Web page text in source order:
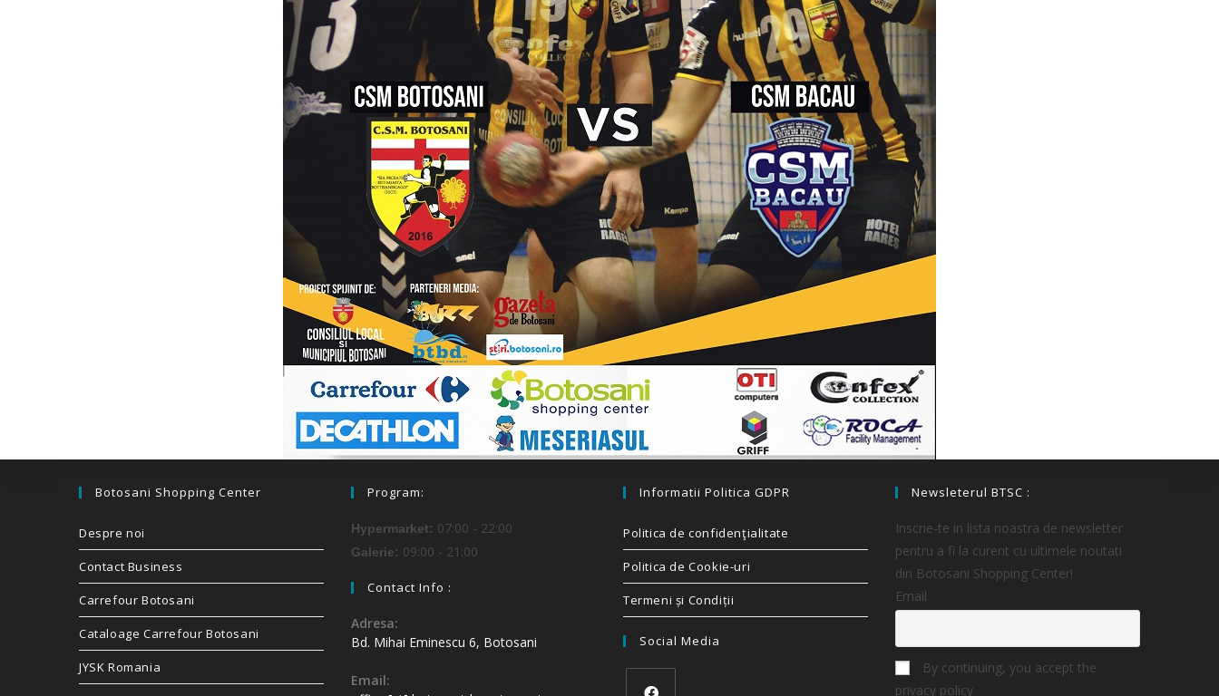
Botosani Shopping Center
Despre noi
Contact Business
Carrefour Botosani
Cataloage Carrefour Botosani
JYSK Romania
Program:
Hypermarket: 07:00 - 22:00
Galerie: 09:00 - 21:00
Contact Info :
Adresa:
Bd. Mihai Eminescu 6, Botosani
Email:
Informatii Politica GDPR
Politica de confidenţialitate
Politica de Cookie-uri
Termeni și Condiții
Social Media
Newsleterul BTSC :
Inscrie-te in lista noastra de newsletter
pentru a fi la curent cu ultimele noutati
din Botosani Shopping Center!
Email
By continuing, you accept the
privacy policy